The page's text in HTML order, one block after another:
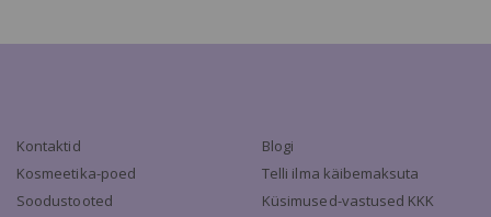
Kontaktid
Kosmeetika-poed
Soodustooted
Blogi
Telli ilma käibemaksuta
Küsimused-vastused KKK